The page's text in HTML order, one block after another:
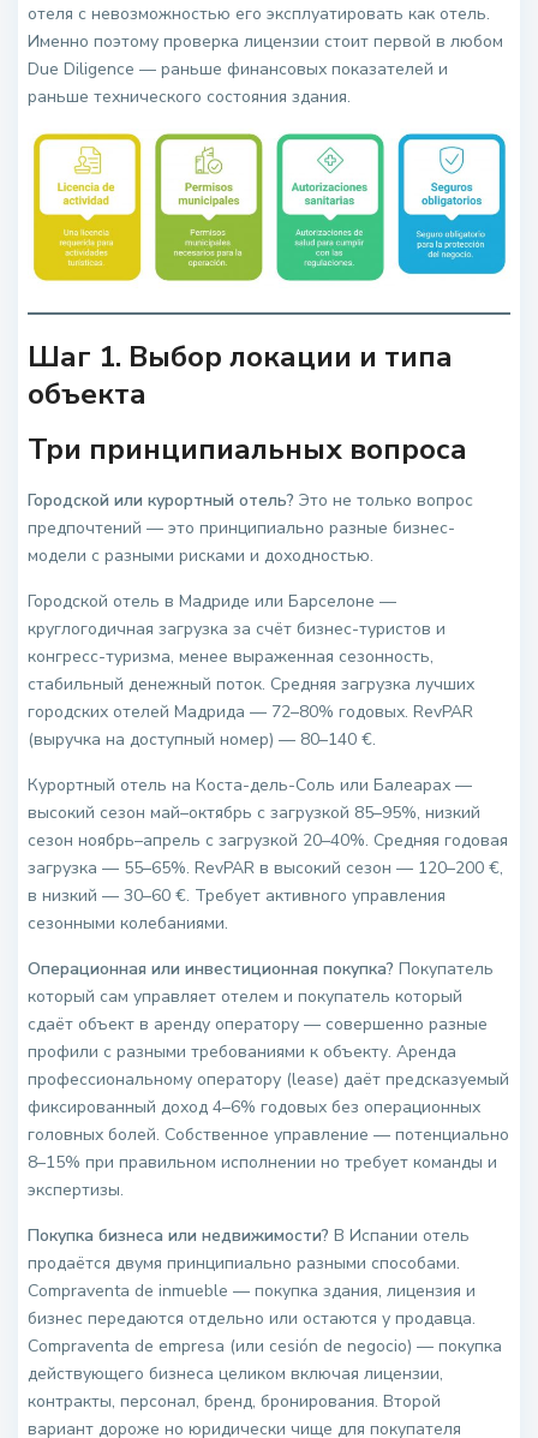
отеля с невозможностью его эксплуатировать как отель.
Именно поэтому проверка лицензии стоит первой в любом
Due Diligence — раньше финансовых показателей и
раньше технического состояния здания.
Шаг 1. Выбор локации и типа
объекта
Три принципиальных вопроса
Городской или курортный отель? Это не только вопрос
предпочтений — это принципиально разные бизнес-
модели с разными рисками и доходностью.
Городской отель в Мадриде или Барселоне —
круглогодичная загрузка за счёт бизнес-туристов и
конгресс-туризма, менее выраженная сезонность,
стабильный денежный поток. Средняя загрузка лучших
городских отелей Мадрида — 72–80% годовых. RevPAR
(выручка на доступный номер) — 80–140 €.
Курортный отель на Коста-дель-Соль или Балеарах —
высокий сезон май–октябрь с загрузкой 85–95%, низкий
сезон ноябрь–апрель с загрузкой 20–40%. Средняя годовая
загрузка — 55–65%. RevPAR в высокий сезон — 120–200 €,
в низкий — 30–60 €. Требует активного управления
сезонными колебаниями.
Операционная или инвестиционная покупка? Покупатель
который сам управляет отелем и покупатель который
сдаёт объект в аренду оператору — совершенно разные
профили с разными требованиями к объекту. Аренда
профессиональному оператору (lease) даёт предсказуемый
фиксированный доход 4–6% годовых без операционных
головных болей. Собственное управление — потенциально
8–15% при правильном исполнении но требует команды и
экспертизы.
Покупка бизнеса или недвижимости? В Испании отель
продаётся двумя принципиально разными способами.
Compraventa de inmueble — покупка здания, лицензия и
бизнес передаются отдельно или остаются у продавца.
Compraventa de empresa (или cesión de negocio) — покупка
действующего бизнеса целиком включая лицензии,
контракты, персонал, бренд, бронирования. Второй
вариант дороже но юридически чище для покупателя